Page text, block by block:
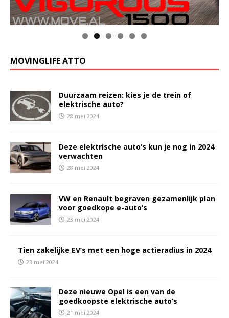
Klik op de foto voor meer informatie
MOVINGLIFE ATTO
Duurzaam reizen: kies je de trein of
elektrische auto?
28 mei 2024
Deze elektrische auto’s kun je nog in 2024
verwachten
28 mei 2024
VW en Renault begraven gezamenlijk plan
voor goedkope e-auto’s
23 mei 2024
Tien zakelijke EV’s met een hoge actieradius in 2024
23 mei 2024
Deze nieuwe Opel is een van de
goedkoopste elektrische auto’s
21 mei 2024